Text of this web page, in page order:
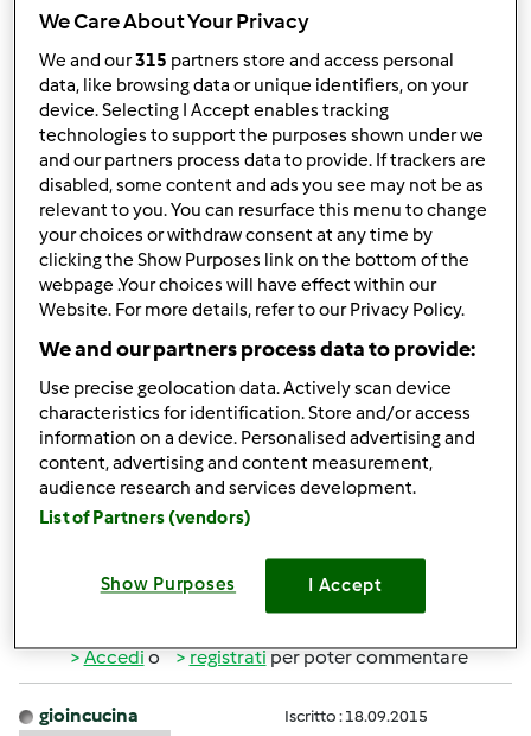
Lun, 05/18/2020 - 10:49
come va? spero tutto
bene, sei gentilissima grazie
se sei su instagram seguimi
il mio nickname è sempre occhi.dimandorla ciao
In cima
Accedi o registratiper poter commentare
occhidimandorla Iscritto : 20.11.2012
Lun, 05/18/2020 - 10:43
L'Ale wrote:
Ciao Antonella, bella intervista!
grazie
Accedio registratiper poter commentare
gioincucina Iscritto : 18.09.2015
We Care About Your Privacy
We and our315 partners store and access personal
data, like browsing data or unique identifiers, on your
device. Selecting I Accept enables tracking
technologies to support the purposes shown under we
and our partners process data to provide. If trackers are
disabled, some content and ads you see may not be as
relevant to you. You can resurface this menu to change
your choices or withdraw consent at any time by
clicking the Show Purposes link on the bottom of the
webpage .Your choices will have effect within our
Website. For more details, refer to our Privacy Policy.
We and our partners process data to provide:
Use precise geolocation data. Actively scan device
characteristics for identification. Store and/or access
information on a device. Personalised advertising and
content, advertising and content measurement,
audience research and services development.
List of Partners (vendors)
Show Purposes I Accept